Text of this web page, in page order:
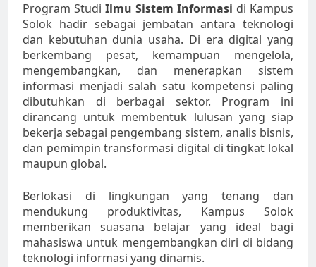
Program Studi Ilmu Sistem Informasi di Kampus
Solok hadir sebagai jembatan antara teknologi
dan kebutuhan dunia usaha. Di era digital yang
berkembang pesat, kemampuan mengelola,
mengembangkan, dan menerapkan sistem
informasi menjadi salah satu kompetensi paling
dibutuhkan di berbagai sektor. Program ini
dirancang untuk membentuk lulusan yang siap
bekerja sebagai pengembang sistem, analis bisnis,
dan pemimpin transformasi digital di tingkat lokal
maupun global.
Berlokasi di lingkungan yang tenang dan
mendukung produktivitas, Kampus Solok
memberikan suasana belajar yang ideal bagi
mahasiswa untuk mengembangkan diri di bidang
teknologi informasi yang dinamis.